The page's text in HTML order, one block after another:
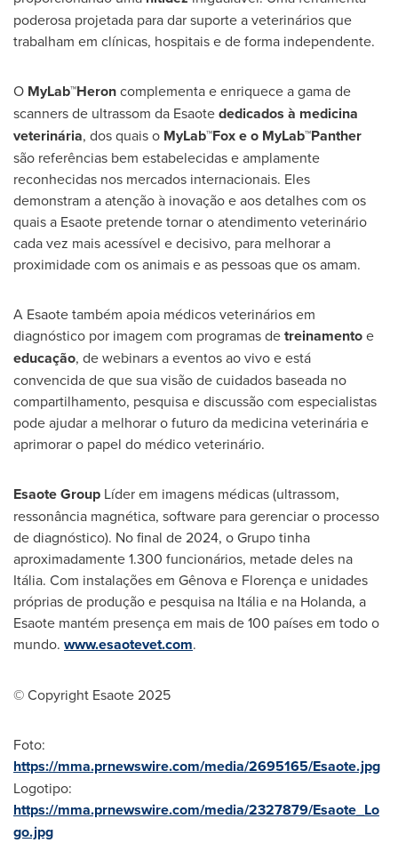
poderosa projetada para dar suporte a veterinários que
trabalham em clínicas, hospitais e de forma independente.
O MyLab™Heroncomplementa e enriquece a gama de
scanners de ultrassom da Esaotededicados à medicina
veterinária, dos quais o MyLab™Fox e o MyLab™Panther
são referências bem estabelecidas e amplamente
reconhecidas nos mercados internacionais. Eles
demonstram a atenção à inovação e aos detalhes com os
quais a Esaote pretende tornar o atendimento veterinário
cada vez mais acessível e decisivo, para melhorar a
proximidade com os animais e as pessoas que os amam.
A Esaote também apoia médicos veterinários em
diagnóstico por imagem com programas detreinamentoe
educação, de webinars a eventos ao vivo e está
convencida de que sua visão de cuidados baseada no
compartilhamento, pesquisa e discussão com especialistas
pode ajudar a melhorar o futuro da medicina veterinária e
aprimorar o papel do médico veterinário.
Esaote Group Líder em imagens médicas (ultrassom,
ressonância magnética, software para gerenciar o processo
de diagnóstico). No final de 2024, o Grupo tinha
aproximadamente 1.300 funcionários, metade deles na
Itália. Com instalações em Gênova e Florença e unidades
próprias de produção e pesquisa na Itália e na Holanda, a
Esaote mantém presença em mais de 100 países em todo o
mundo. www.esaotevet.com.
© Copyright Esaote 2025
Foto:
https://mma.prnewswire.com/media/2695165/Esaote.jpg
Logotipo:
https://mma.prnewswire.com/media/2327879/Esaote_Lo
go.jpg